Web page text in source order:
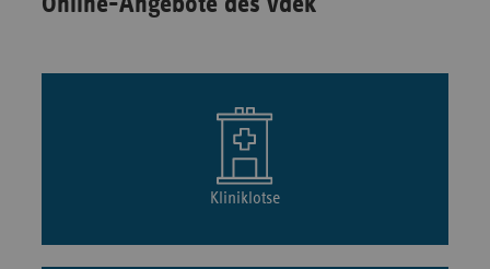
Kliniklotse